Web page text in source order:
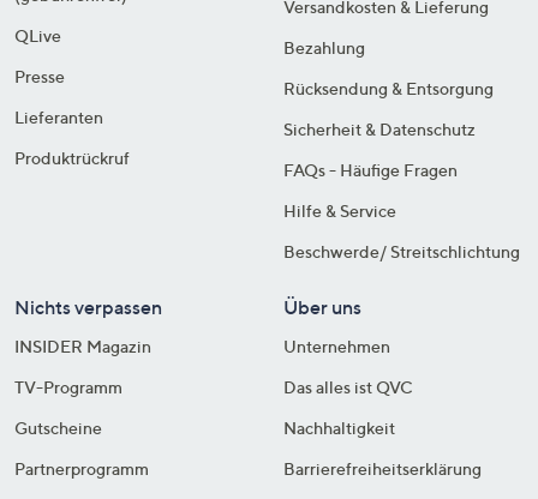
QLive
Presse
Lieferanten
Produktrückruf
Versandkosten & Lieferung
Bezahlung
Rücksendung & Entsorgung
Sicherheit & Datenschutz
FAQs - Häufige Fragen
Hilfe & Service
Beschwerde/ Streitschlichtung
Nichts verpassen
INSIDER Magazin
TV-Programm
Gutscheine
Partnerprogramm
Über uns
Unternehmen
Das alles ist QVC
Nachhaltigkeit
Barrierefreiheitserklärung